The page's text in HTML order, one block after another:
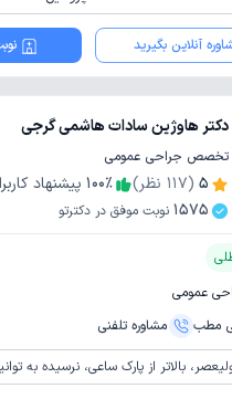
آنلاین بگیرید
دکتر هاوژین سادات هاشمی گرجی
تخصص جراحی عمومی
5
(
117 نظر) 100٪
پیشنهاد
1575 نوبت موفق در دکترتو
عمومی
مطب
مشاوره‌ تلفنی
بالاتر از پارک ساعی، نرسیده به توانیر، نبش کوچه شروان،